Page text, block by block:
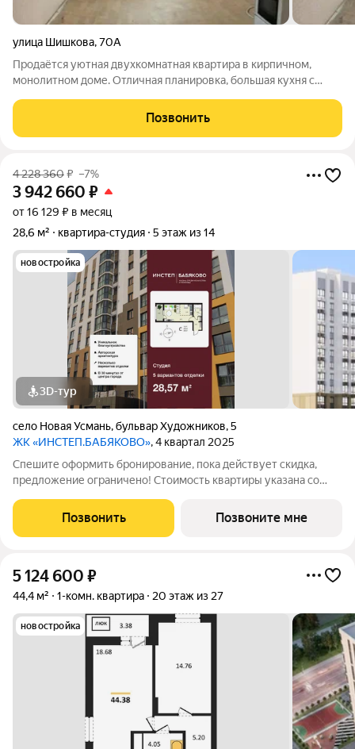
улица Шишкова,70А
Продаётся уютная двухкомнатная квартира в кирпичном,
монолитном доме. Отличная планировка, большая кухня с
Просторные комнаты. Квартира светлая, на две стороны, с
окнами во двор. 2 балкона
Позвонить
4 228 360₽ –7%
3 942 660 ₽
от 16 129 ₽ в месяц
28,6 м²
квартира-студия 5 этаж из 14
новостройка
3D-тур
село Новая Усмань,бульвар Художников,5
ЖК «ИНСТЕП.БАБЯКОВО», 4 квартал 2025
Спешите оформить бронирование, пока действует скидка,
предложение ограничено! Стоимость квартиры указана со
менеджеры вам все расскажут. Однокомнатная квартира-
студия с отделкой в ЖК "ИНСТЕП.
Позвонить Позвоните мне
5 124 600 ₽
44,4 м² 1-комн. квартира 20 этаж из 27
новостройка